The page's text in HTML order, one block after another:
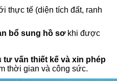
thực tế (diện tích đất, ranh
bổ sung hồ sơkhi được
tư vấn thiết kế và xin phép
thời gian và công sức.